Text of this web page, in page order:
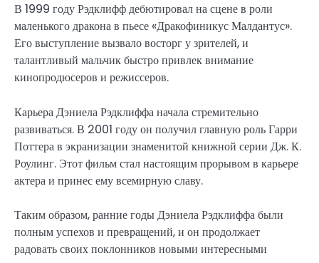
В 1999 году Рэдклифф дебютировал на сцене в роли
маленького дракона в пьесе «Дракофиникус Малдантус».
Его выступление вызвало восторг у зрителей, и
талантливый мальчик быстро привлек внимание
кинопродюсеров и режиссеров.
Карьера Дэниела Рэдклиффа начала стремительно
развиваться. В 2001 году он получил главную роль Гарри
Поттера в экранизации знаменитой книжной серии Дж. К.
Роулинг. Этот фильм стал настоящим прорывом в карьере
актера и принес ему всемирную славу.
Таким образом, ранние годы Дэниела Рэдклиффа были
полным успехов и превращений, и он продолжает
радовать своих поклонников новыми интересными